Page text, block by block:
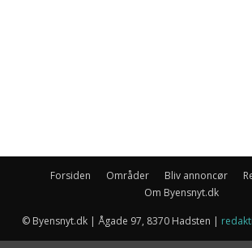
Forsiden Områder Bliv annoncør
Om Byensnyt.dk
© Byensnyt.dk | Ågade 97, 8370 Hadsten |